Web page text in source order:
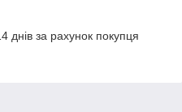
днів за рахунок покупця